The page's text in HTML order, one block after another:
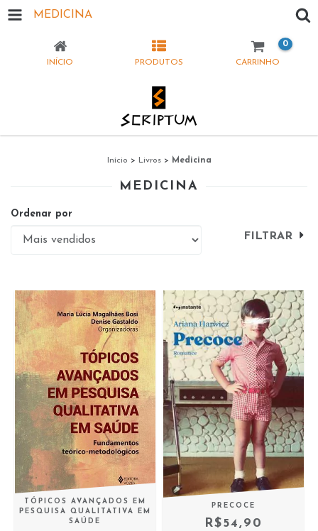
MEDICINA
INÍCIO PRODUTOS CARRINHO
0
Início > Livros > Medicina
MEDICINA
Ordenar por
FILTRAR
TÓPICOS AVANÇADOS EM
PESQUISA QUALITATIVA EM
SAÚDE
PRECOCE
R$54,90